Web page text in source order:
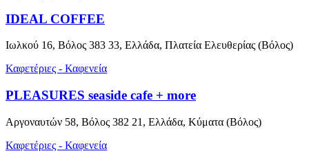
IDEAL COFFEE
Ιωλκού 16, Βόλος 383 33, Ελλάδα, Πλατεία Ελευθερίας (Βόλος)
Καφετέριες - Καφενεία
PLEASURES seaside cafe + more
Αργοναυτών 58, Βόλος 382 21, Ελλάδα, Κύματα (Βόλος)
Καφετέριες - Καφενεία